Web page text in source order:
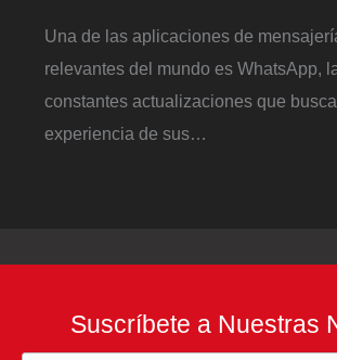
Una de las aplicaciones de
relevantes del mundo es WhatsApp,
constantes actualizaciones que
experiencia de sus…
Suscríbete a Nuestras